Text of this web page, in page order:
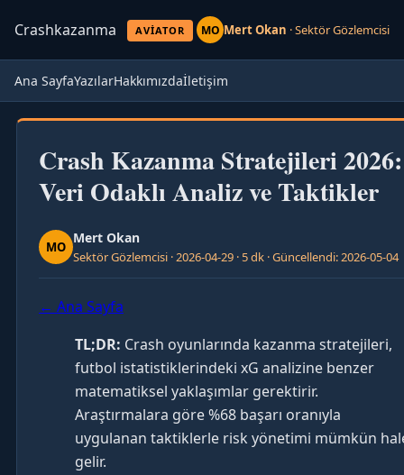
Crashkazanma AVIATOR MO Mert Okan · Sektör Gözlemcisi
Ana SayfaYazılarHakkımızdaİletişim
Crash Kazanma Stratejileri 2026:
Veri Odaklı Analiz ve Taktikler
MO
Mert Okan
Sektör Gözlemcisi · 2026-04-29 · 5 dk · Güncellendi: 2026-05-04
← Ana Sayfa
TL;DR: Crash oyunlarında kazanma stratejileri,
futbol istatistiklerindeki xG analizine benzer
matematiksel yaklaşımlar gerektirir.
Araştırmalara göre %68 başarı oranıyla
uygulanan taktiklerle risk yönetimi mümkün
gelir.